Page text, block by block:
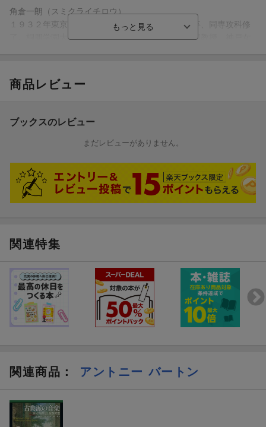
読書案内／CDについて
角倉一朗（スミクライチロウ）
１９３２年東京生。東京芸術大学音楽学部楽理科卒、同専攻科修
了。桐朋学園大学助教授、東京芸術大学助教授、同教授、神戸女
された当時に掲載されていたものです）
商品レビュー
ブックスのレビュー
まだレビューがありません。
関連特集
関連商品 ： アントニー バートン